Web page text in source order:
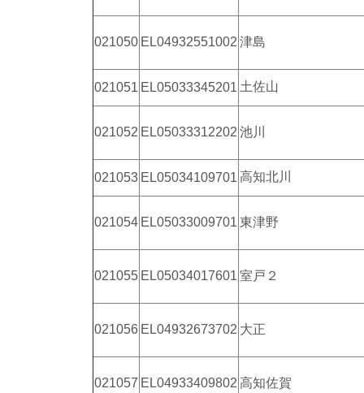
021050 EL04932551002 津島
021051 EL05033345201 土佐山
021052 EL05033312202 池川
021053 EL05034109701 高知北川
021054 EL05033009701 東津野
021055 EL05034017601 室戸２
021056 EL04932673702 大正
021057 EL04933409802 高知佐賀